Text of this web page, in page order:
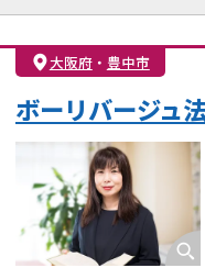
離婚前相談
親権・面会交流権
不貞・不倫慰謝料請求
財産分与
大阪府・ 豊中市
ボーリバージュ